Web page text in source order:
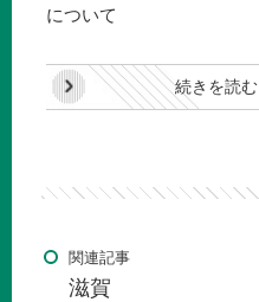
について
続きを読む
関連記事
滋賀